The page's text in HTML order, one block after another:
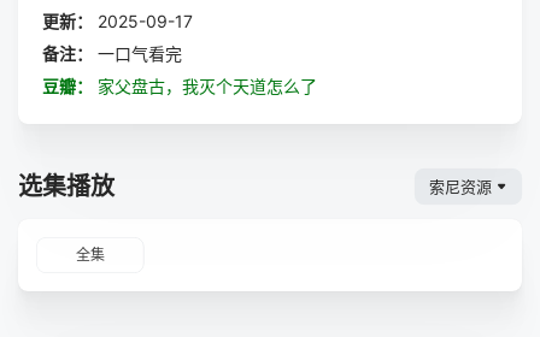
更新：
2025-09-17
备注：
一口气看完
豆瓣：
家父盘古，我灭个天道怎么了
选集播放 索尼资源
全集